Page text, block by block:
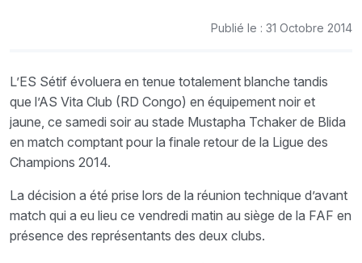
Publié le : 31 Octobre 2014
L’ES Sétif évoluera en tenue totalement blanche tandis
que l’AS Vita Club (RD Congo) en équipement noir et
jaune, ce samedi soir au stade Mustapha Tchaker de Blida
en match comptant pour la finale retour de la Ligue des
Champions 2014.
La décision a été prise lors de la réunion technique d’avant
match qui a eu lieu ce vendredi matin au siège de la FAF en
présence des représentants des deux clubs.